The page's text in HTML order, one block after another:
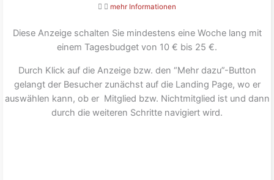
mehr Informationen
Diese Anzeige schalten Sie mindestens eine Woche lang mit
einem Tagesbudget von 10 € bis 25 €.
Durch Klick auf die Anzeige bzw. den “Mehr dazu”-Button
gelangt der Besucher zunächst auf die Landing Page, wo er
auswählen kann, ob er Mitglied bzw. Nichtmitglied ist und dann
durch die weiteren Schritte navigiert wird.